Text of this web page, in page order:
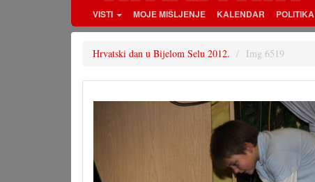
VISTI MOJE MIŠLJENJE KALENDAR POLITIKA
Hrvatski dan u Bijelom Selu 2012. Img 6519